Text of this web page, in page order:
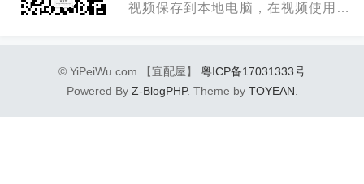
视频保存到本地电脑，在视频使用方
下载快车软件主要下载直...
© YiPeiWu.com 【宜配屋】 粤ICP备17031333号
Powered By Z-BlogPHP. Theme by TOYEAN